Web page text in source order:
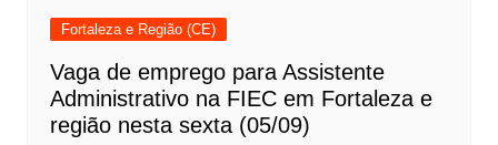
Fortaleza e Região (CE)
Vaga de emprego para Assistente
Administrativo na FIEC em Fortaleza e
região nesta sexta (05/09)